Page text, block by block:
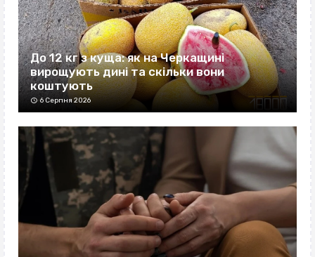
До 12 кг з куща: як на Черкащині
вирощують дині та скільки вони
коштують
6 Серпня 2026